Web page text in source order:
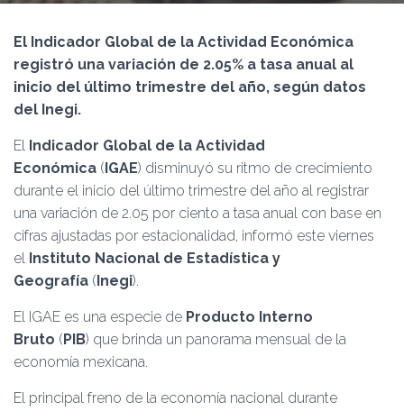
A
El Indicador Global de la Actividad Económica
registró una variación de 2.05% a tasa anual al
inicio del último trimestre del año, según datos
del Inegi.
El Indicador Global de la Actividad
Económica (IGAE) disminuyó su ritmo de crecimiento
durante el inicio del último trimestre del año al registrar
una variación de 2.05 por ciento a tasa anual con base en
cifras ajustadas por estacionalidad, informó este viernes
el Instituto Nacional de Estadística y
Geografía (Inegi).
El IGAE es una especie de Producto Interno
Bruto (PIB) que brinda un panorama mensual de la
economía mexicana.
El principal freno de la economía nacional durante